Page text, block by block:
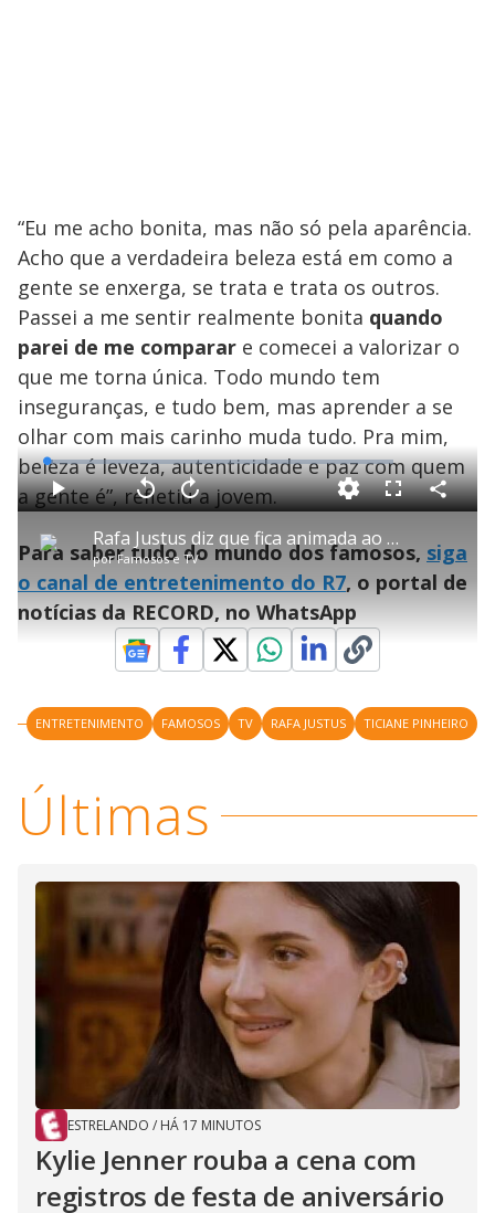
“Eu me acho bonita, mas não só pela aparência.
Acho que a verdadeira beleza está em como a
gente se enxerga, se trata e trata os outros.
Passei a me sentir realmente bonita quando
parei de me comparar e comecei a valorizar o
que me torna única. Todo mundo tem
inseguranças, e tudo bem, mas aprender a se
olhar com mais carinho muda tudo. Pra mim,
beleza é leveza, autenticidade e paz com quem
a gente é”, refletiu a jovem.
P
l
a
y
V
i
d
e
o
Rafa Justus diz que fica animada ao lavar a louça: ‘Faz parte do processo’
porFamosos e TV
P V
t
a
r
1
0
s
e
g
u
d
o
s
A
n
ç
a
1
0
s
e
g
u
n
d
o
L
o
a
d
e
:
1
.
9
8
%
F
l
s
c
e
C
o
a
r
Para saber tudo do mundo dos famosos, siga
o canal de entretenimento do R7, o portal de
notícias da RECORD, no WhatsApp
ENTRETENIMENTO FAMOSOS TV RAFA JUSTUS TICIANE PINHEIRO
Últimas
ESTRELANDO / HÁ 17 MINUTOS
Kylie Jenner rouba a cena com
registros de festa de aniversário